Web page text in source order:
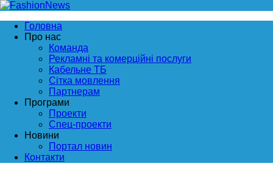
Головна
Про нас
Команда
Рекламні та комерційні послуги
Кабельне ТБ
Сітка мовлення
Партнерам
Програми
Проекти
Спец-проекти
Новини
Портал новин
Контакти